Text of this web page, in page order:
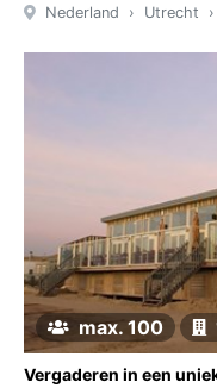
Nederland Utrecht
max. 100
Vergaderen in een